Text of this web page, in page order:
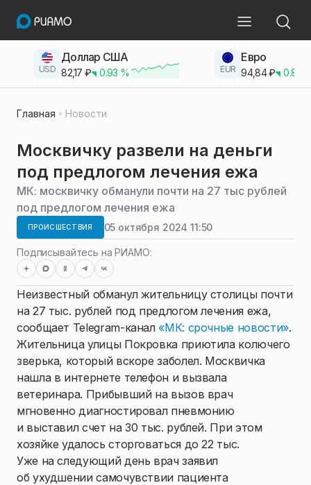
USD
Доллар США
82,17 ₽ 0.93 % EUR
Евро
94,84₽ 0.83
Главная Новости
Москвичку развели на деньги
под предлогом лечения ежа
МК: москвичку обманули почти на 27 тыс рублей
под предлогом лечения ежа
ПРОИСШЕСТВИЯ 05 октября 2024 11:50
Подписывайтесь на РИАМО:
Неизвестный обманул жительницу столицы почти
на 27 тыс. рублей под предлогом лечения ежа,
сообщает Telegram-канал «МК: срочные новости».
Жительница улицы Покровка приютила колючего
зверька, который вскоре заболел. Москвичка
нашла в интернете телефон и вызвала
ветеринара. Прибывший на вызов врач
мгновенно диагностировал пневмонию
и выставил счет на 30 тыс. рублей. При этом
хозяйке удалось сторговаться до 22 тыс.
Уже на следующий день врач заявил
об ухудшении самочувствии пациента